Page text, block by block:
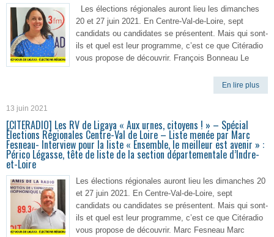
Les élections régionales auront lieu les dimanches
20 et 27 juin 2021. En Centre-Val-de-Loire, sept
candidats ou candidates se présentent. Mais qui sont-
ils et quel est leur programme, c’est ce que Citéradio
vous propose de découvrir. François Bonneau Le
En lire plus
13 juin 2021
[CITERADIO] Les RV de Ligaya « Aux urnes, citoyens ! » – Spécial
Élections Régionales Centre-Val de Loire – Liste menée par Marc
Fesneau- Interview pour la liste « Ensemble, le meilleur est avenir » :
Périco Légasse, tête de liste de la section départementale d’Indre-
et-Loire
Les élections régionales auront lieu les dimanches 20
et 27 juin 2021. En Centre-Val-de-Loire, sept
candidats ou candidates se présentent. Mais qui sont-
ils et quel est leur programme, c’est ce que Citéradio
vous propose de découvrir. Marc Fesneau Marc